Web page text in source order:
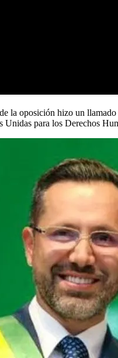
la oposición hizo un llamado
para los Derechos